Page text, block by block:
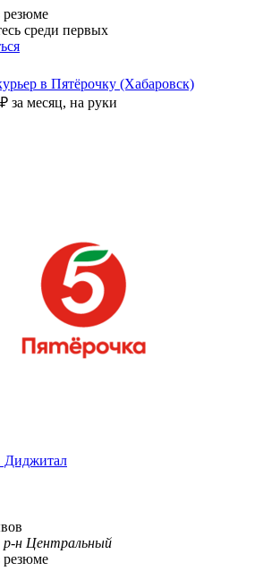
среди первых
в Пятёрочку (Хабаровск)
₽ за месяц, на руки
Диджитал
р-н Центральный